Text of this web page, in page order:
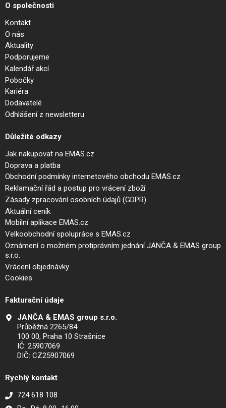
O společnosti
Kontakt
O nás
Aktuality
Podporujeme
Kalendář akcí
Pobočky
Kariéra
Dodavatelé
Odhlášení z newsletteru
Důležité odkazy
Jak nakupovat na EMAS.cz
Doprava a platba
Obchodní podmínky internetového obchodu EMAS.cz
Reklamační řád a postup pro vrácení zboží
Zásady zpracování osobních údajů (GDPR)
Aktuální ceník
Mobilní aplikace EMAS.cz
Velkoobchodní spolupráce s EMAS.cz
Oznámení o možném protiprávním jednání JANČA & EMAS group
s.r.o.
Vrácení objednávky
Cookies
Fakturační údaje
JANČA & EMAS group s.r.o.
Průběžná 2265/84
100 00, Praha 10 Strašnice
IČ: 25907069
DIČ: CZ25907069
Rychlý kontakt
724 618 108